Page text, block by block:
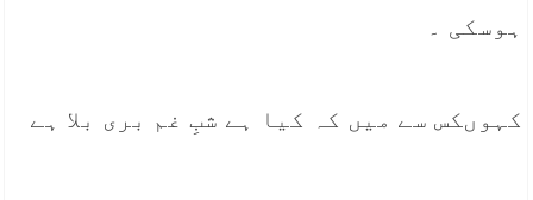
ہوسکی ۔
کہوںکس سے میں کہ کیا ہے شبِ غم بری بلا ہے